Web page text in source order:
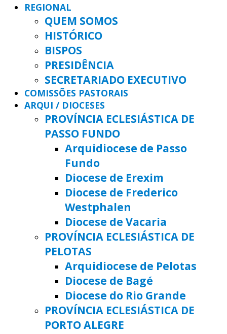
REGIONAL
QUEM SOMOS
HISTÓRICO
BISPOS
PRESIDÊNCIA
SECRETARIADO EXECUTIVO
COMISSÕES PASTORAIS
ARQUI / DIOCESES
PROVÍNCIA ECLESIÁSTICA DE
PASSO FUNDO
Arquidiocese de Passo
Fundo
Diocese de Erexim
Diocese de Frederico
Westphalen
Diocese de Vacaria
PROVÍNCIA ECLESIÁSTICA DE
PELOTAS
Arquidiocese de Pelotas
Diocese de Bagé
Diocese do Rio Grande
PROVÍNCIA ECLESIÁSTICA DE
PORTO ALEGRE